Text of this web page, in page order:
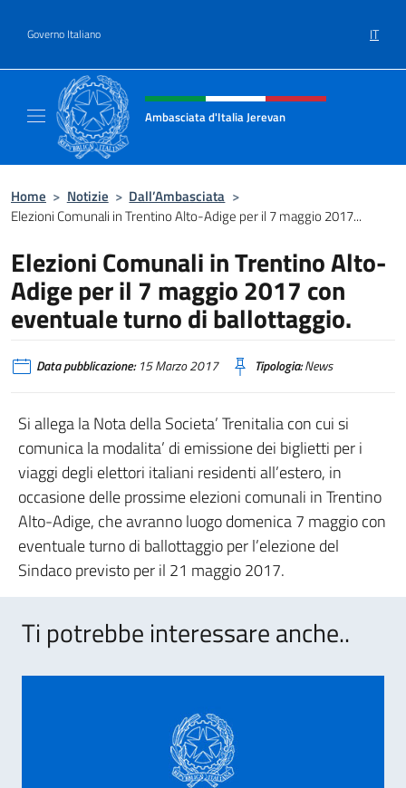
Governo Italiano IT
Intestazione sito, social e menù
Ambasciata d'Italia Jerevan
Home > Notizie > Dall’Ambasciata >
Elezioni Comunali in Trentino Alto-Adige per il 7 maggio 2017...
Elezioni Comunali in Trentino Alto-
Adige per il 7 maggio 2017 con
eventuale turno di ballottaggio.
Data pubblicazione:15 Marzo 2017 Tipologia:News
Si allega la Nota della Societa’ Trenitalia con cui si
comunica la modalita’ di emissione dei biglietti per i
viaggi degli elettori italiani residenti all’estero, in
occasione delle prossime elezioni comunali in Trentino
Alto-Adige, che avranno luogo domenica 7 maggio con
eventuale turno di ballottaggio per l’elezione del
Sindaco previsto per il 21 maggio 2017.
Ti potrebbe interessare anche..